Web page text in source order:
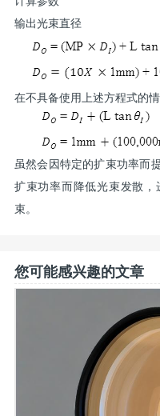
输出光束直径
在不具备使用上述方程式的
虽然会因特定的扩束功率而
扩束功率而降低光束发散
束。
您可能感兴趣的文章